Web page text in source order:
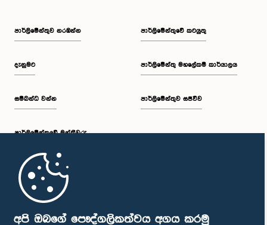
අපි ඔබගේ පෞද්ගලිකත්වය අගය කරමු
පාර්ලි‌මේන්තුව නරඹන්න
දැනුමට
සම්බන්ධ වන්න
පාර්ලි‌මේන්තුවේ මන්ත්‍රීවරු
මුල් පිටුව
පාර්ලිමේන්තුවේ කටයුතු
පාර්ලිමේන්තු මහලේකම් කාර්යාලය
පාර්ලිමේන්තුව සජීවීව
පාර්ලිමේන්තු ජංගම යෙදුම